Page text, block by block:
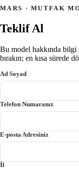
MARS · MUTFAK
Teklif Al
Bu model hakkında bilgi
bırakın; en kısa sürede
Ad Soyad
Telefon Numaranız
E-posta Adresiniz
İl